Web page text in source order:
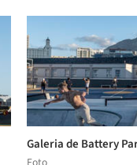
Galeria de Battery